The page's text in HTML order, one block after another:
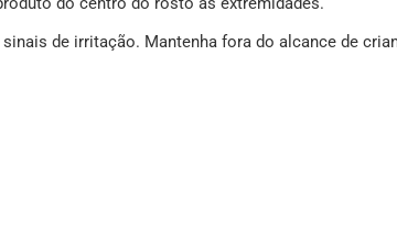
de irritação. Mantenha fora do alcance de